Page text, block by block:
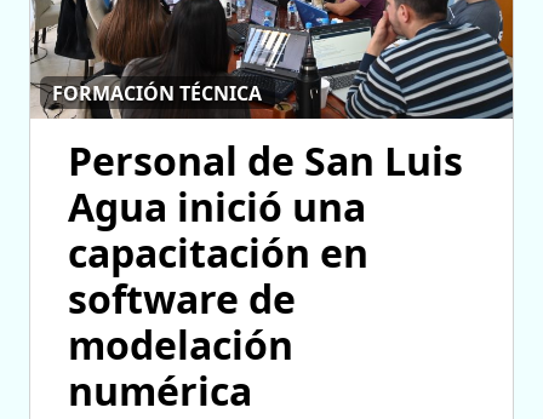
FORMACIÓN TÉCNICA
Personal de San Luis
Agua inició una
capacitación en
software de
modelación
numérica